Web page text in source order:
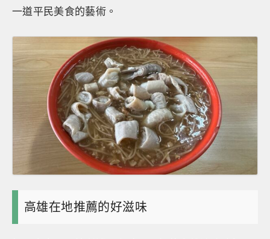
一道平民美食的藝術。
高雄在地推薦的好滋味